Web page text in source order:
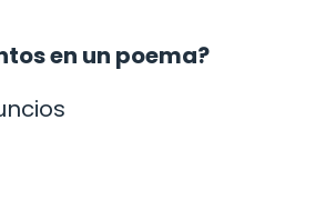
en un poema?